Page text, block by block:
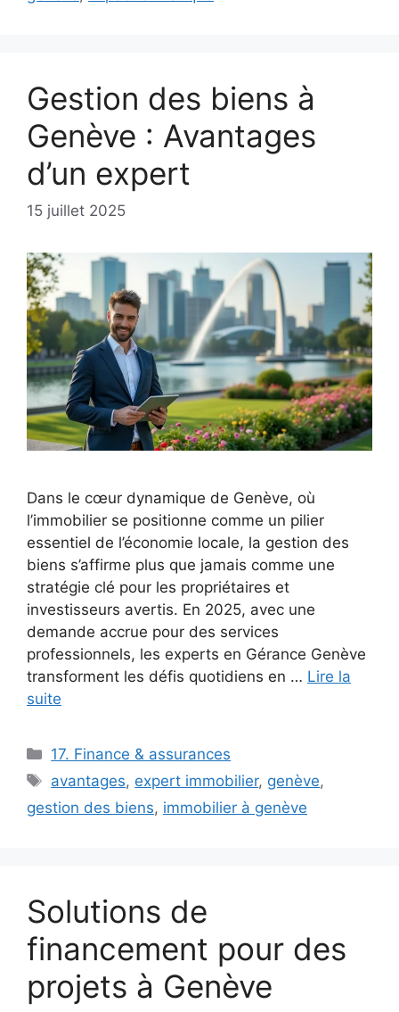
Gestion des biens à
Genève : Avantages
d’un expert
15 juillet 2025
Dans le cœur dynamique de Genève, où
l’immobilier se positionne comme un pilier
essentiel de l’économie locale, la gestion des
biens s’affirme plus que jamais comme une
stratégie clé pour les propriétaires et
investisseurs avertis. En 2025, avec une
demande accrue pour des services
professionnels, les experts en Gérance Genève
transforment les défis quotidiens en … Lire la
suite
Catégories
17. Finance & assurances
Étiquettes
avantages, expert immobilier, genève,
gestion des biens, immobilier à genève
Solutions de
financement pour des
projets à Genève